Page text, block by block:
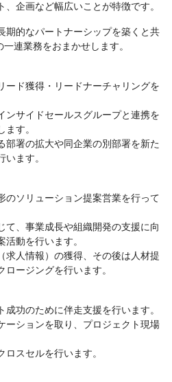
企画など幅広いことが特徴です。
期的なパートナーシップを築くと共
連業務をおまかせします。
ド獲得・リードナーチャリングを
サイドセールスグループと連携を
す。
署の拡大や同企業の別部署を新た
ます。
ソリューション提案営業を行って
、事業成長や組織開発の支援に向
動を行います。
人情報）の獲得、その後は人材提
ージングを行います。
功のために伴走支援を行います。
ションを取り、プロジェクト現場
スセルを行います。